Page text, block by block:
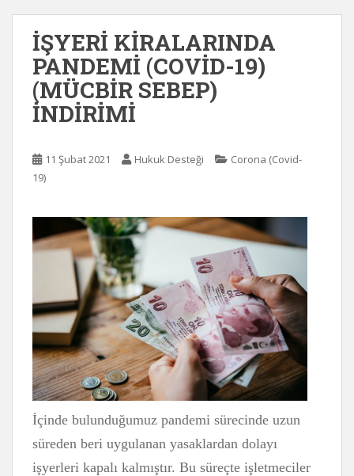
İŞYERİ KİRALARINDA
PANDEMİ (COVİD-19)
(MÜCBİR SEBEP)
İNDİRİMİ
11 Şubat 2021 Hukuk Desteği
Corona (Covid-
19)
İçinde bulunduğumuz pandemi sürecinde uzun
süreden beri uygulanan yasaklardan dolayı
işyerleri kapalı kalmıştır. Bu süreçte işletmeciler